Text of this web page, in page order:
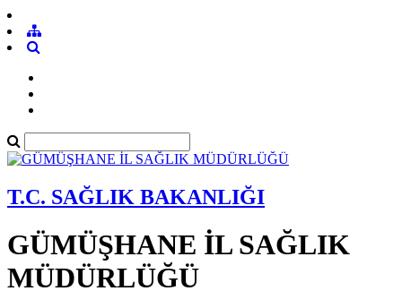
T.C. SAĞLIK BAKANLIĞI
GÜMÜŞHANE İL SAĞLIK
MÜDÜRLÜĞÜ